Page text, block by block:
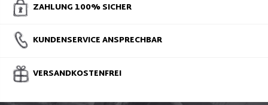
ZAHLUNG 100% SICHER
KUNDENSERVICE ANSPRECHBAR
VERSANDKOSTENFREI